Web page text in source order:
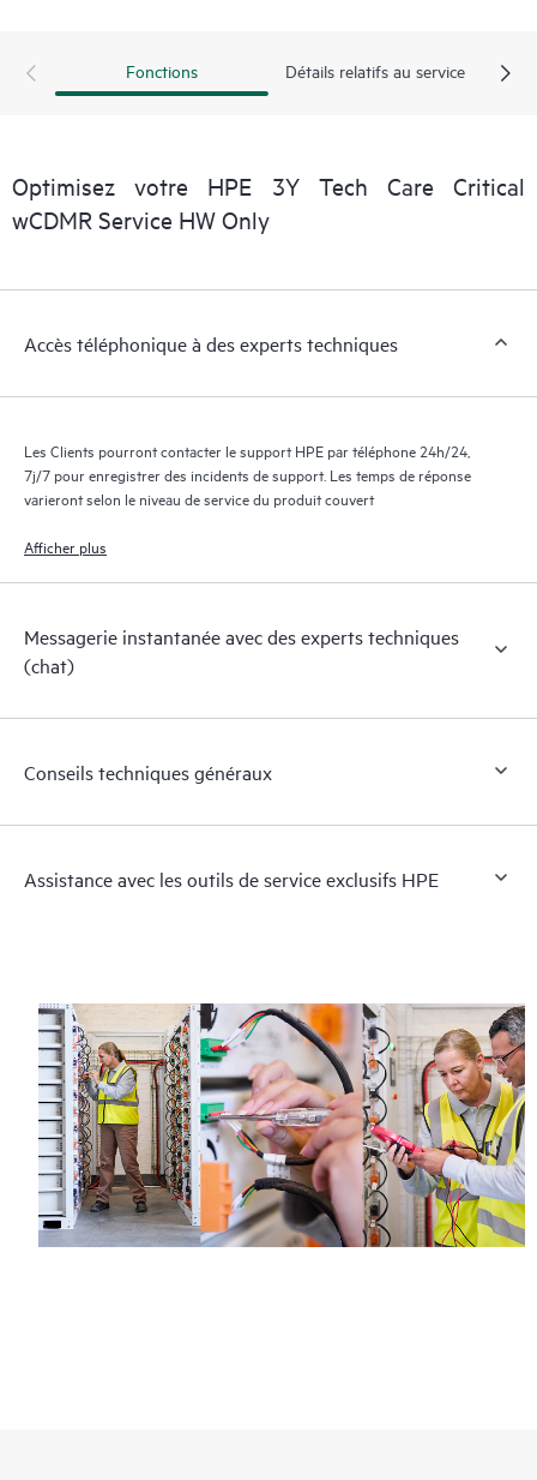
les différents produits installés dans leur environnement et en
d’effectuer certaines activités sans avoir à ouvrir un incident de
support, tout en fournissant un portail de ressources de
connaissances dûment sélectionnées. Le service HPE Tech Care
opérationnelle et l’optimisation des performances de la
Fonctions Détails relatifs au service
Optimisez votre HPE 3Y Tech Care Critical
wCDMR Service HW Only
Accès téléphonique à des experts techniques
Les Clients pourront contacter le support HPE par téléphone 24h/24,
7j/7 pour enregistrer des incidents de support. Les temps de réponse
varieront selon le niveau de service du produit couvert
Afficher plus
Messagerie instantanée avec des experts techniques
(chat)
Conseils techniques généraux
Assistance avec les outils de service exclusifs HPE